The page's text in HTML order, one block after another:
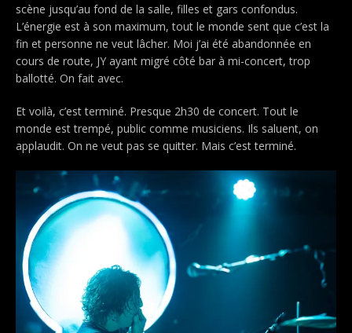
scène jusqu’au fond de la salle, filles et gars confondus.
L’énergie est à son maximum, tout le monde sent que c’est la
fin et personne ne veut lâcher. Moi j’ai été abandonnée en
cours de route, JY ayant migré côté bar à mi-concert, trop
ballotté. On fait avec.
Et voilà, c’est terminé. Presque 2h30 de concert. Tout le
monde est trempé, public comme musiciens. Ils saluent, on
applaudit. On ne veut pas se quitter. Mais c’est terminé.